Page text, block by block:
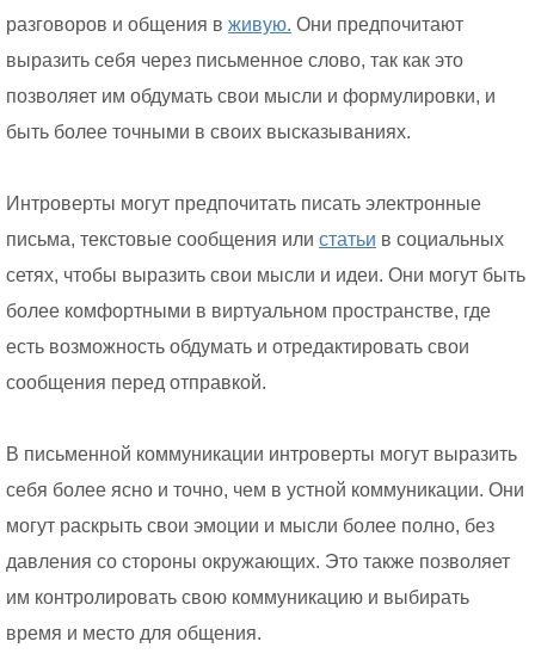
разговоров и общения в живую. Они предпочитают
выразить себя через письменное слово, так как это
позволяет им обдумать свои мысли и формулировки, и
быть более точными в своих высказываниях.
Интроверты могут предпочитать писать электронные
письма, текстовые сообщения или статьи в социальных
сетях, чтобы выразить свои мысли и идеи. Они могут быть
более комфортными в виртуальном пространстве, где
есть возможность обдумать и отредактировать свои
сообщения перед отправкой.
В письменной коммуникации интроверты могут выразить
себя более ясно и точно, чем в устной коммуникации. Они
могут раскрыть свои эмоции и мысли более полно, без
давления со стороны окружающих. Это также позволяет
им контролировать свою коммуникацию и выбирать
время и место для общения.